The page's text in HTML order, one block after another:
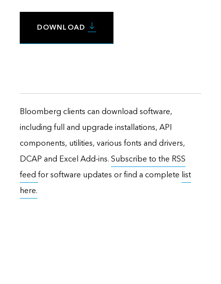
DOWNLOAD
Bloomberg clients can download software,
including full and upgrade installations, API
components, utilities, various fonts and drivers,
DCAP and Excel Add-ins. Subscribe to the RSS
feed for software updates or find a complete list
here.